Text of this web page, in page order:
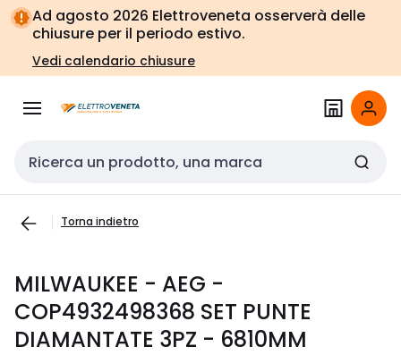
Vai alla
navigazione
Vai
alla
pagina
Ad agosto 2026 Elettroveneta osserverà delle
chiusure per il periodo estivo.
Vedi calendario chiusure
Cerca input
Torna indietro
MILWAUKEE - AEG -
COP4932498368 SET PUNTE
DIAMANTATE 3PZ - 6810MM